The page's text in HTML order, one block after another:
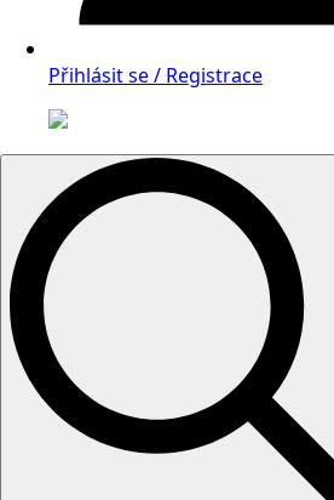
Přihlásit se / Registrace